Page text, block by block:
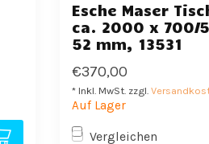
Esche Maser
ca. 2000 x 700/
52 mm, 13531
€370,00
* Inkl. MwSt. zzgl.
Auf Lager
Vergleichen